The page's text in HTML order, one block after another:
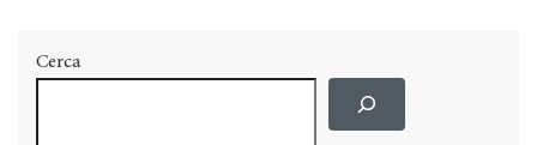
Cerca